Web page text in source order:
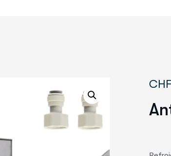
CHF